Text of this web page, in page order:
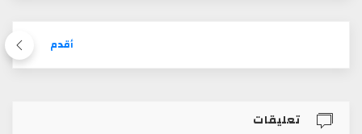
أقدم
تعليقات